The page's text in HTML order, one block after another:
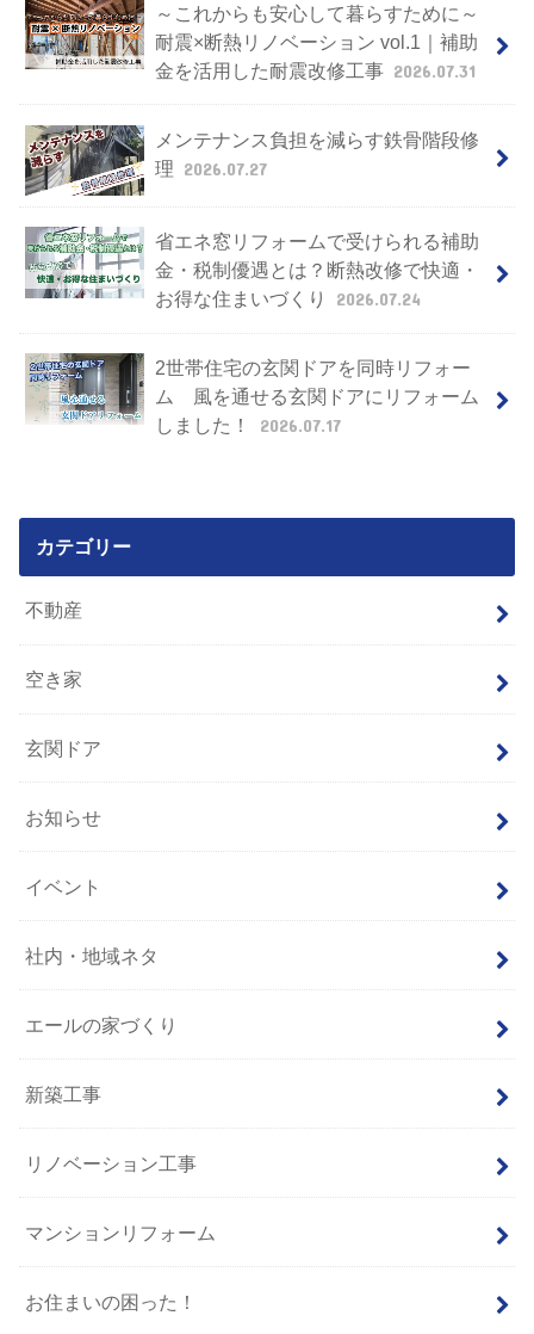
～これからも安心して暮らすために～
耐震×断熱リノベーション vol.1｜補助
金を活用した耐震改修工事 2026.07.31
メンテナンス負担を減らす鉄骨階段修
理 2026.07.27
省エネ窓リフォームで受けられる補助
金・税制優遇とは？断熱改修で快適・
お得な住まいづくり
2026.07.24
2世帯住宅の玄関ドアを同時リフォー
ム 風を通せる玄関ドアにリフォーム
しました！
2026.07.17
カテゴリー
不動産
空き家
玄関ドア
お知らせ
イベント
社内・地域ネタ
エールの家づくり
新築工事
リノベーション工事
マンションリフォーム
お住まいの困った！